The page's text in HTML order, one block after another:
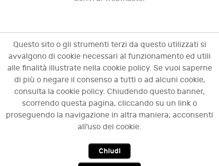
© 2009 - 2026 OCI - Osservatorio sulle crisi
d'impresa. Tutti i diritti riservati.
Questo sito o gli strumenti terzi da questo utilizzati si
avvalgono di cookie necessari al funzionamento ed utili
alle finalità illustrate nella cookie policy. Se vuoi saperne
di più o negare il consenso a tutti o ad alcuni cookie,
consulta la cookie policy. Chiudendo questo banner,
scorrendo questa pagina, cliccando su un link o
proseguendo la navigazione in altra maniera, acconsenti
all'uso dei cookie.
Chiudi